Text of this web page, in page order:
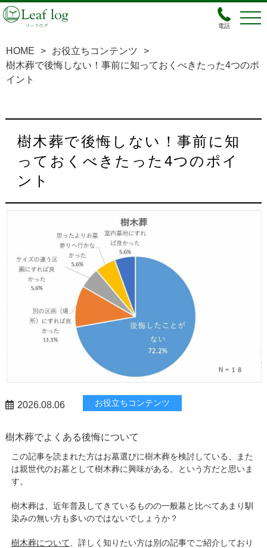
電話
HOME > お役立ちコンテンツ
>
樹木葬で後悔しない！事前に知っておくべきたった4つのポ
イント
樹木葬で後悔しない！事前に知
っておくべきたった4つのポイ
ント
2026.08.06 お役立ちコンテンツ
樹木葬でよくある後悔について
この記事を読まれた方はお墓選びに樹木葬を検討している、また
は親世代のお墓として樹木葬に興味がある。という方だと思いま
す。
樹木葬は、近年普及してきているものの一般墓と比べてあまり馴
染みの無い方も多いのではないでしょうか？
樹木葬について 、詳しく知りたい方は別の記事でご紹介しており